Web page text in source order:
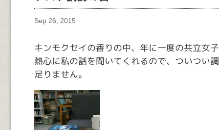
Sep 26, 2015
キンモクセイの香りの中、年に一度の共立女
熱心に私の話を聞いてくれるので、ついつい
足りません。